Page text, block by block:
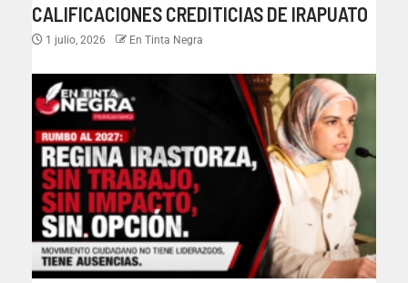
CALIFICACIONES CREDITICIAS DE IRAPUATO
1 julio, 2026 En Tinta Negra